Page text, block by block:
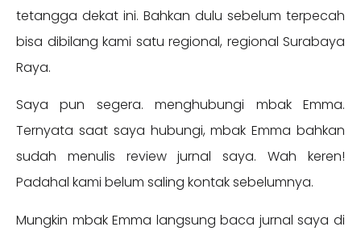
tetangga dekat ini. Bahkan dulu sebelum terpecah
bisa dibilang kami satu regional, regional Surabaya
Raya.
Saya pun segera. menghubungi mbak Emma.
Ternyata saat saya hubungi, mbak Emma bahkan
sudah menulis review jurnal saya. Wah keren!
Padahal kami belum saling kontak sebelumnya.
Mungkin mbak Emma langsung baca jurnal saya di